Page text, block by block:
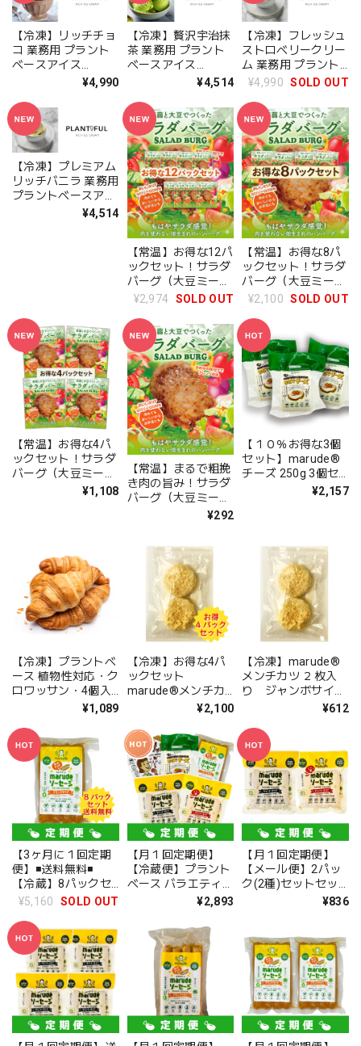
【冷凍】リッチチョ
コ 業務用 プラント
ベースアイス
Plantiful ヴィーガン
アイスクリーム Rich
Chocolate
¥4,990
【冷凍】贅沢宇治抹
茶 業務用 プラント
ベースアイス
Plantiful ヴィーガン
Premium Uji
Matcha
¥4,514
【冷凍】フレッシュ
ストロベリークリー
ム 業務用 プラント
ベースアイス
アイスクリーム
Fresh Strawberry
Cream
¥4,990 SOLD OUT
【冷凍】プレミアム
リッチバニラ 業務用
プラントベースアイ
ス Plantiful ヴィー
¥4,514
【常温】お得な12パ
ックセット！サラダ
バーグ（大豆ミート
ハンバーグ）加熱済
¥2,974 SOLD OUT
【常温】お得な8パ
ックセット！サラダ
バーグ（大豆ミート
ハンバーグ）加熱済
¥2,100 SOLD OUT
【常温】お得な4パ
ックセット！サラダ
バーグ（大豆ミート
ハンバーグ）加熱済
¥1,108
【常温】まるで粗挽
き肉の旨み！サラダ
バーグ（大豆ミート
ハンバーグ）加熱済
¥292
【１０％お得な3個
セット】marude®︎
チーズ 250g 3個セ
Block Set
¥2,157
【冷凍】プラントベ
ース 植物性対応・ク
ロワッサン・4個入
り [Frozen] Plant-
marude®︎
croissants, 4 pieces
¥1,089
【冷凍】お得な4パ
ックセット
marude®︎メンチカ
ツ ２枚入り ジャン
marude®︎ Ground
Meat Cutlet 2
pieces
¥2,100
【冷凍】marude®︎
メンチカツ ２枚入
り ジャンボサイ
Meat Cutlet 2
pieces
¥612
【3ヶ月に１回定期
便】◾️送料無料◾️
【冷蔵】8パックセ
ット・marude®︎ソ
用 ヴィーガン ソー
セージ VEGAN
Marude Sausage
¥5,160 SOLD OUT
【月１回定期便】
【冷蔵便】プラント
ベース バラエティパ
¥2,893
【月１回定期便】
【メール便】2パッ
ク(2種)セットセッ
ト marude®︎ソーセ
パック ヴィーガン対
応
¥836